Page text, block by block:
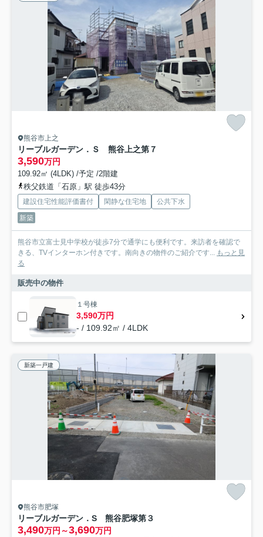
熊谷市上之
リーブルガーデン．Ｓ 熊谷上之第７
3,590万円
109.92㎡ (4LDK) /予定 /2階建
秩父鉄道「石原」駅 徒歩43分
建設住宅性能評価書付 閑静な住宅地
公共下水
新築
熊谷市立富士見中学校が徒歩7分で通学にも便利です。来訪者を確認で
きる、TVインターホン付きです。南向きの物件のご紹介です... もっと見
る
販売中の物件
１号棟
3,590万円
- / 109.92㎡ / 4LDK
新築一戸建
熊谷市肥塚
リーブルガーデン．S 熊谷肥塚第３
3,490万円～3,690万円